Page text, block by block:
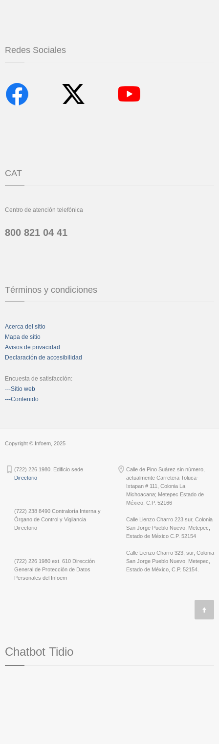
Redes Sociales
CAT
Centro de atención telefónica
800 821 04 41
Términos y condiciones
Acerca del sitio
Mapa de sitio
Avisos de privacidad
Declaración de accesibilidad
Encuesta de satisfacción:
---Sitio web
---Contenido
Copyright © Infoem, 2025
(722) 226 1980. Edificio sede
Directorio
(722) 238 8490 Contraloría Interna y
Órgano de Control y Vigilancia
Directorio
(722) 226 1980 ext. 610 Dirección
General de Protección de Datos
Personales del Infoem
Calle de Pino Suárez sin número,
actualmente Carretera Toluca-
Ixtapan # 111, Colonia La
Michoacana; Metepec Estado de
México, C.P. 52166
Calle Lienzo Charro 223 sur, Colonia
San Jorge Pueblo Nuevo, Metepec,
Estado de México C.P. 52154
Calle Lienzo Charro 323, sur, Colonia
San Jorge Pueblo Nuevo, Metepec,
Estado de México, C.P. 52154.
Chatbot Tidio